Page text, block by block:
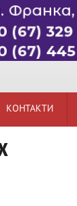
КОНТАКТИ